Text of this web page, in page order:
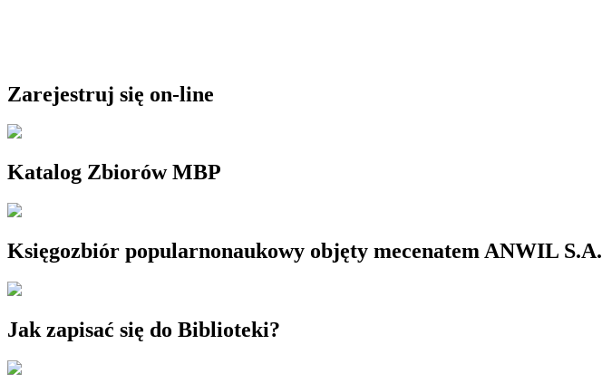
Zarejestruj się on-line
Katalog Zbiorów MBP
Księgozbiór popularnonaukowy objęty mecenatem ANWIL S.A.
Jak zapisać się do Biblioteki?